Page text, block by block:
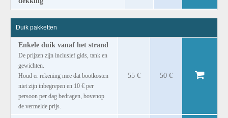
Duik pakketten
Enkele duik vanaf het strand
De prijzen zijn inclusief gids, tank en
gewichten.
Houd er rekening mee dat bootkosten
niet zijn inbegrepen en 10 € per
persoon per dag bedragen, bovenop
de vermelde prijs.
55 € 50 €